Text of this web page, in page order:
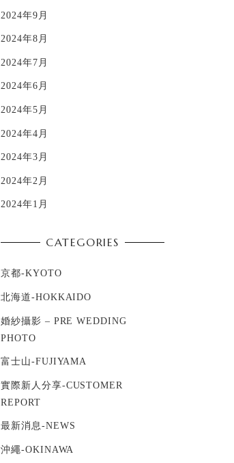
2024年9月
2024年8月
2024年7月
2024年6月
2024年5月
2024年4月
2024年3月
2024年2月
2024年1月
CATEGORIES
京都-KYOTO
北海道-HOKKAIDO
婚紗攝影 – PRE WEDDING
PHOTO
富士山-FUJIYAMA
實際新人分享-CUSTOMER
REPORT
最新消息-NEWS
沖繩-OKINAWA